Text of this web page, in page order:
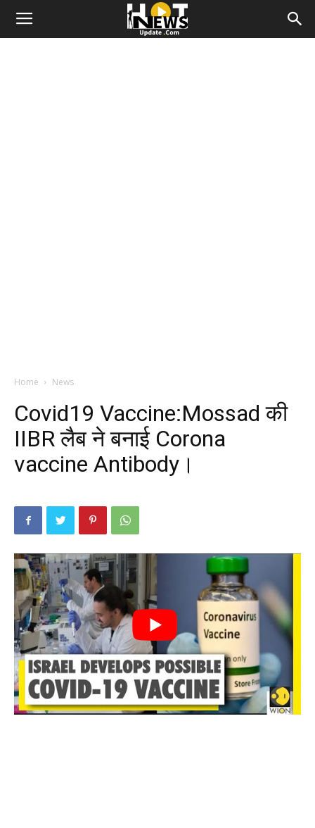
Home News
Covid19 Vaccine:Mossad की
IIBR लैब ने बनाई Corona
vaccine Antibody।